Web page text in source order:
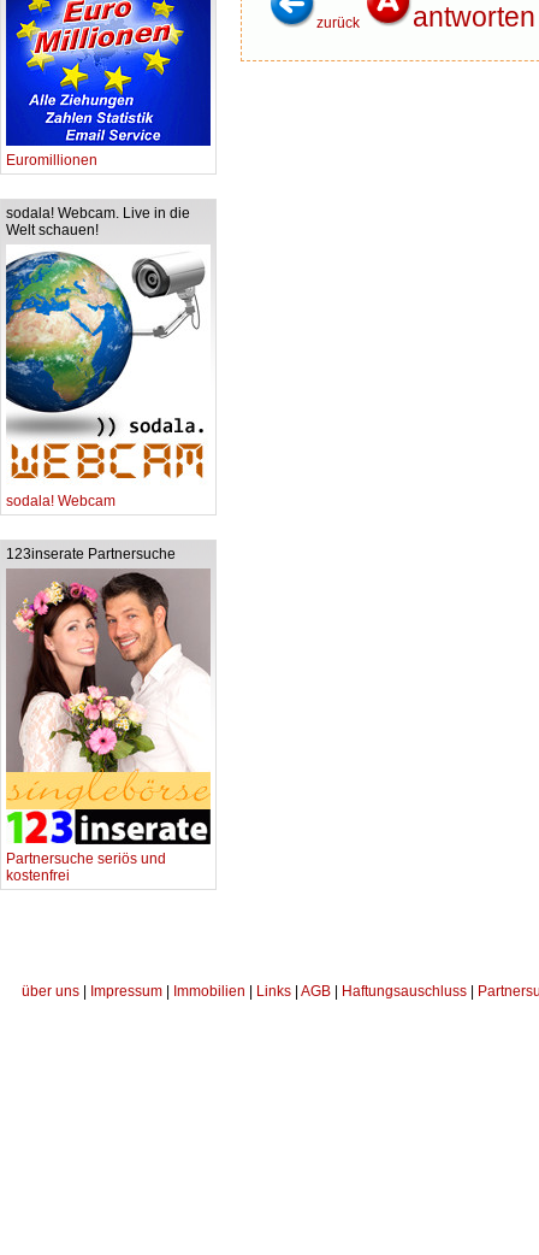
Euromillionen
sodala! Webcam. Live in die
Welt schauen!
sodala! Webcam
123inserate Partnersuche
Partnersuche seriös und
kostenfrei
zurück antworten
über uns Impressum Immobilien Links AGB Haftungsauschluss